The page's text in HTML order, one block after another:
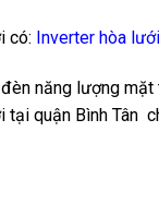
có: Inverter hòa
năng lượng
quận Bình Tân